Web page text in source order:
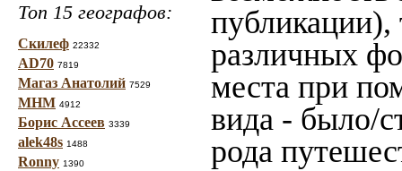
Топ 15 географов:
Скилеф 22332
AD70 7819
Магаз Анатолий 7529
МНМ 4912
Борис Ассеев 3339
alek48s 1488
Ronny 1390
публикации),
различных
места при
вида - было/
рода